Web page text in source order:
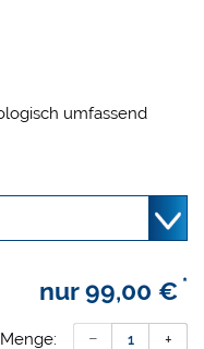
umfassend
Sintermetall,
noch präzisere
Investitionskosten und
nur99,00 € *
Menge: